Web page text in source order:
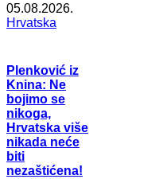
05.08.2026.
Hrvatska
Plenković iz
Knina: Ne
bojimo se
nikoga,
Hrvatska više
nikada neće
biti
nezaštićena!